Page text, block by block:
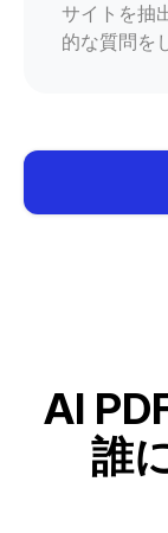
サイトを抽
的な質問を
AI
誰